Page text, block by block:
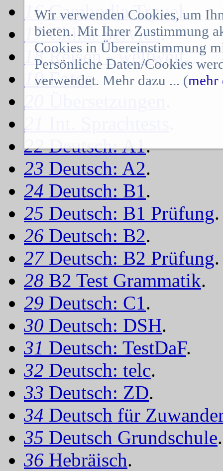
16Cambodia Travel.
17China-Service.
18Reisen - weltweit.
19Fotos.
20
21
22Deutsch: A1.
23 Deutsch: A2.
24 Deutsch: B1.
25 Deutsch: B1 Prüfung.
26 Deutsch: B2.
27 Deutsch: B2 Prüfung.
28 B2 Test Grammatik.
29 Deutsch: C1.
30 Deutsch: DSH.
31 Deutsch: TestDaF.
32 Deutsch: telc.
33 Deutsch: ZD.
34 Deutsch für
35 Deutsch Grundschule.
36 Hebräisch.
Wir verwenden Cookies, um
bieten. Mit Ihrer Zustimmung
Cookies in Übereinstimmung
Persönliche Daten/Cookies
verwendet. Mehr dazu ... (mehr